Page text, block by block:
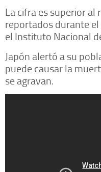
La cifra es superior al
reportados durante
el Instituto Nacional
Japón alertó a su
puede causar la
se agravan.